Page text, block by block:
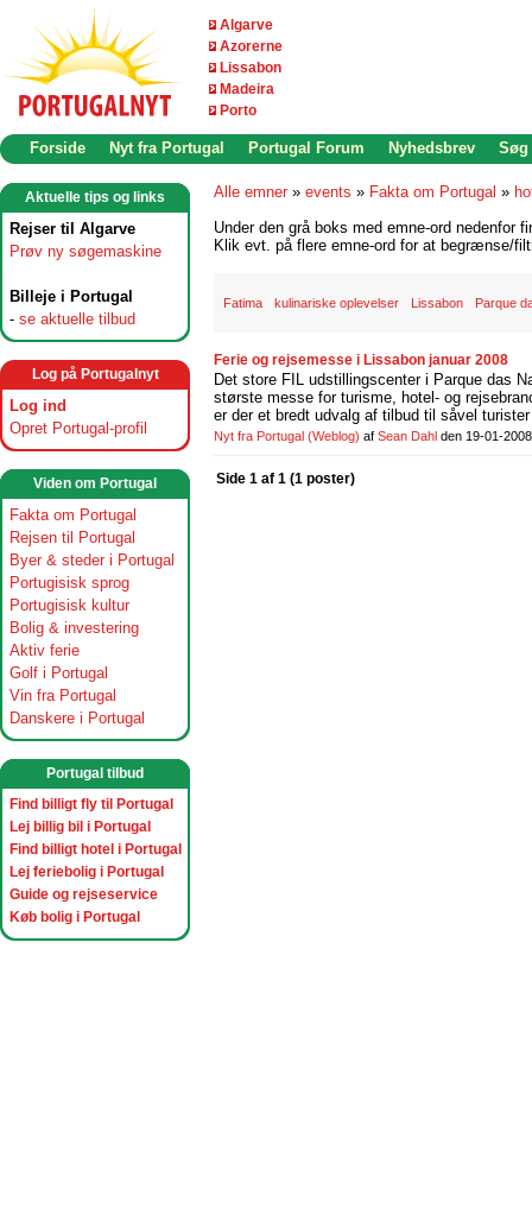
Algarve
Azorerne
Lissabon
Madeira
Porto
Forside Nyt fra Portugal Portugal Forum Nyhedsbrev Søg
Aktuelle tips og links
Rejser til Algarve
Prøv ny søgemaskine
Billeje i Portugal
- se aktuelle tilbud
Log på Portugalnyt
Log ind
Opret Portugal-profil
Viden om Portugal
Fakta om Portugal
Rejsen til Portugal
Byer & steder i Portugal
Portugisisk sprog
Portugisisk kultur
Bolig & investering
Aktiv ferie
Golf i Portugal
Vin fra Portugal
Danskere i Portugal
Portugal tilbud
Find billigt fly til Portugal
Lej billig bil i Portugal
Find billigt hotel i Portugal
Lej feriebolig i Portugal
Guide og rejseservice
Køb bolig i Portugal
Alle emner » events » Fakta om Portugal »
Under den grå boks med emne-ord nedenfor
Klik evt. på flere emne-ord for at begrænse/
Fatima kulinariske oplevelser Lissabon Parque
Ferie og rejsemesse i Lissabon januar 2008
Det store FIL udstillingscenter i Parque das
største messe for turisme, hotel- og
er der et bredt udvalg af tilbud til såvel
Nyt fra Portugal (Weblog) af Sean Dahl den 19-01-2008
Side 1 af 1 (1 poster)